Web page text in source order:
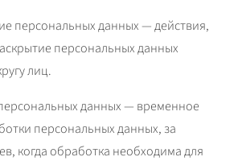
персональных данных — действия,
персональных данных
лиц.
данных — временное
персональных данных, за
когда обработка необходима для